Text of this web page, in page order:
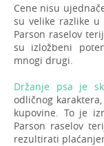
Cene nisu
su velike razlike u
Parson raselov
su izložbeni
mnogi drugi.
Držanje psa je
odličnog
kupovine. To je
Parson raselov
rezultirati